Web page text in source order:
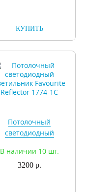
КУПИТЬ
Потолочный
светодиодный
Reflector 1774-1C
В наличии 10 шт.
3200 р.